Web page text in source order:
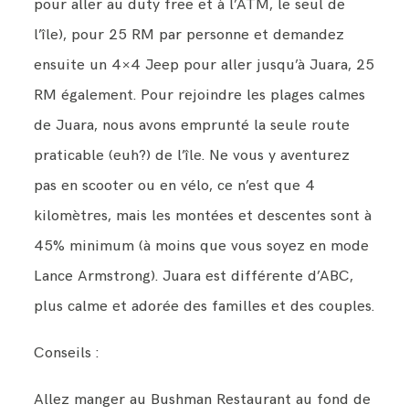
pour aller au duty free et à l’ATM, le seul de
l’île), pour 25 RM par personne et demandez
ensuite un 4×4 Jeep pour aller jusqu’à Juara, 25
RM également. Pour rejoindre les plages calmes
de Juara, nous avons emprunté la seule route
praticable (euh?) de l’île. Ne vous y aventurez
pas en scooter ou en vélo, ce n’est que 4
kilomètres, mais les montées et descentes sont à
45% minimum (à moins que vous soyez en mode
Lance Armstrong). Juara est différente d’ABC,
plus calme et adorée des familles et des couples.
Conseils :
Allez manger au Bushman Restaurant au fond de